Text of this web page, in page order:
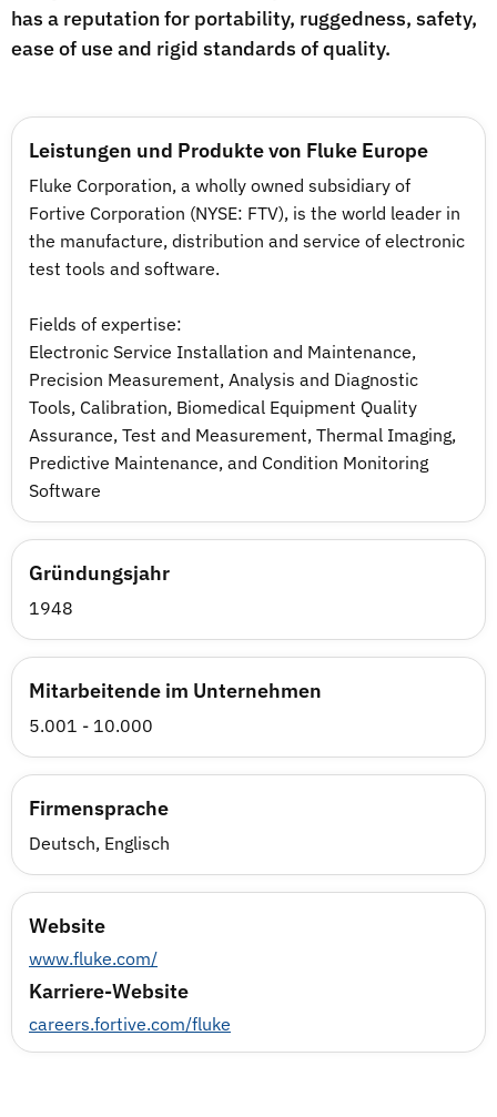
has a reputation for portability, ruggedness, safety,
ease of use and rigid standards of quality.
Leistungen und Produkte von Fluke Europe
Fluke Corporation, a wholly owned subsidiary of
Fortive Corporation (NYSE: FTV), is the world leader in
the manufacture, distribution and service of electronic
test tools and software.
Fields of expertise:
Electronic Service Installation and Maintenance,
Precision Measurement, Analysis and Diagnostic
Tools, Calibration, Biomedical Equipment Quality
Assurance, Test and Measurement, Thermal Imaging,
Predictive Maintenance, and Condition Monitoring
Software
Gründungsjahr
1948
Mitarbeitende im Unternehmen
5.001 - 10.000
Firmensprache
Deutsch, Englisch
Website
www.fluke.com/
Karriere-Website
careers.fortive.com/fluke